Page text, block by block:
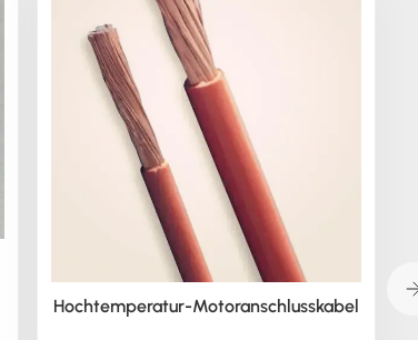
Hochtemperatur-Motoranschlusskabel